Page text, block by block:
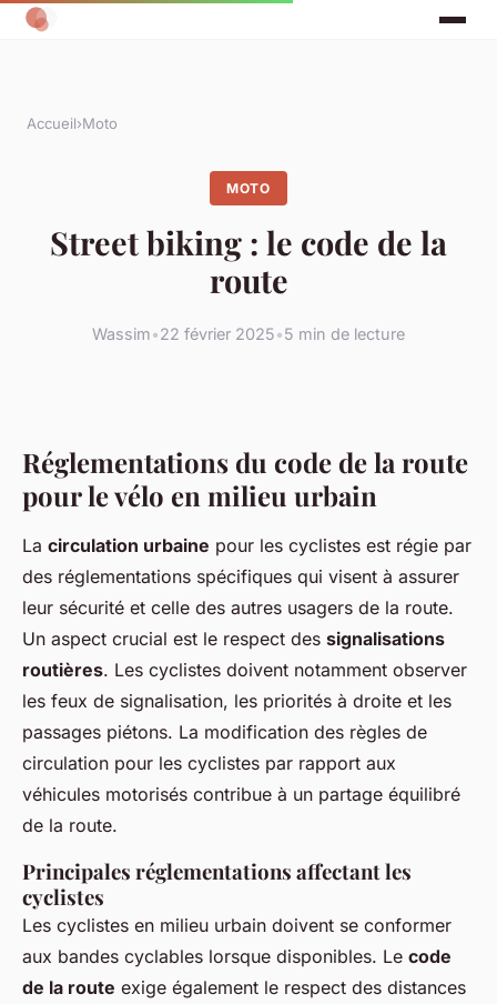
Accueil›Moto
MOTO
Street biking : le code de la
route
Wassim•22 février 2025•5 min de lecture
Réglementations du code de la route
pour le vélo en milieu urbain
La circulation urbaine pour les cyclistes est régie par
des réglementations spécifiques qui visent à assurer
leur sécurité et celle des autres usagers de la route.
Un aspect crucial est le respect des signalisations
routières. Les cyclistes doivent notamment observer
les feux de signalisation, les priorités à droite et les
passages piétons. La modification des règles de
circulation pour les cyclistes par rapport aux
véhicules motorisés contribue à un partage équilibré
de la route.
Principales réglementations affectant les
cyclistes
Les cyclistes en milieu urbain doivent se conformer
aux bandes cyclables lorsque disponibles. Le code
de la route exige également le respect des distances